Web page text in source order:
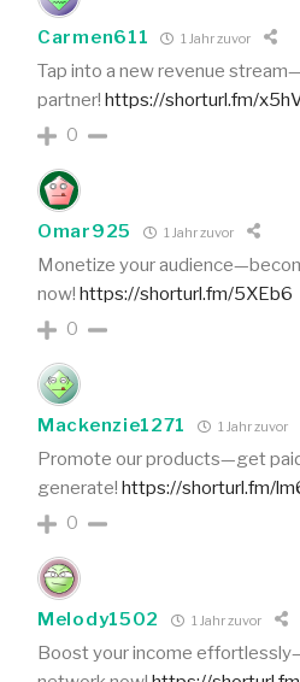
Carmen611 1 Jahr zuvor
Tap into a new revenue
partner! https://shorturl.fm/
0
Omar925 1 Jahr zuvor
Monetize your
now! https://shorturl.fm/5XEb6
0
Mackenzie1271 1 Jahr zuvor
Promote our products—get
generate! https://shorturl.fm/
0
Melody1502 1 Jahr zuvor
Boost your income